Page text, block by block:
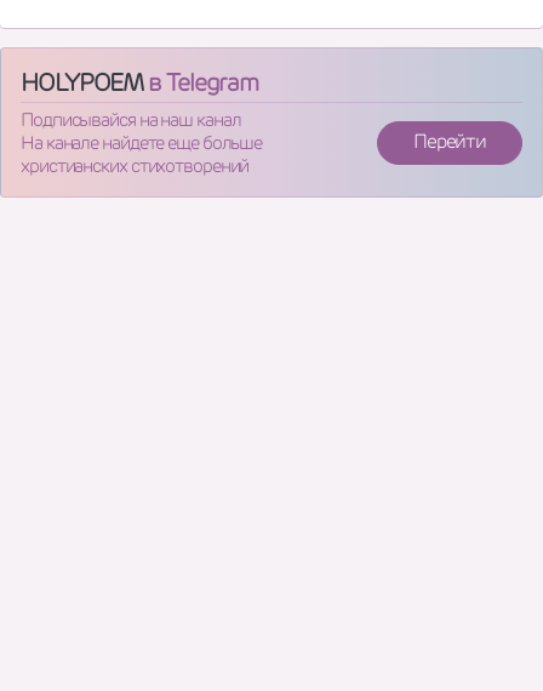
HOLYPOEMв Telegram
Подписывайся на наш канал
На канале найдете еще больше
христианских стихотворений
Перейти